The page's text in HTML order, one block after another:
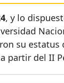
, y lo
su
del II